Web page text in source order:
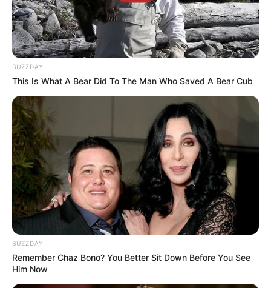
BUZZDAY
This Is What A Bear Did To The Man Who Saved A Bear Cub
BUZZDAY
Remember Chaz Bono? You Better Sit Down Before You See
Him Now